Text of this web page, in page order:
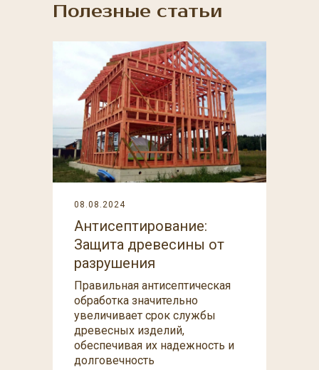
Полезные статьи
08.08.2024
Антисептирование:
Защита древесины от
разрушения
Правильная антисептическая
обработка значительно
увеличивает срок службы
древесных изделий,
обеспечивая их надежность и
долговечность